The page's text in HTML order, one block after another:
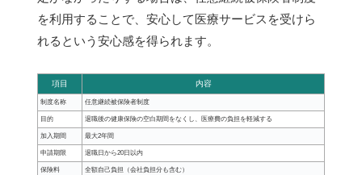
を利用することで、安心して医療サービスを受けら
れるという安心感を得られます。
項目 内容
制度名称 任意継続被保険者制度
目的 退職後の健康保険の空白期間をなくし、医療費の負担を軽減する
加入期間 最大2年間
申請期限 退職日から20日以内
保険料 全額自己負担（会社負担分も含む）